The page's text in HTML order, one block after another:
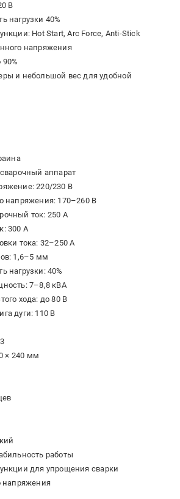
В
нагрузки 40%
Hot Start, Arc Force, Anti-Stick
напряжения
и небольшой вес для удобной
аппарат
220/230 В
напряжения: 170–260 В
ток: 250 А
300 А
тока: 32–250 А
1,6–5 мм
нагрузки: 40%
7–8,8 кВА
хода: до 80 В
дуги: 110 В
× 240 мм
работы
для упрощения сварки
напряжения